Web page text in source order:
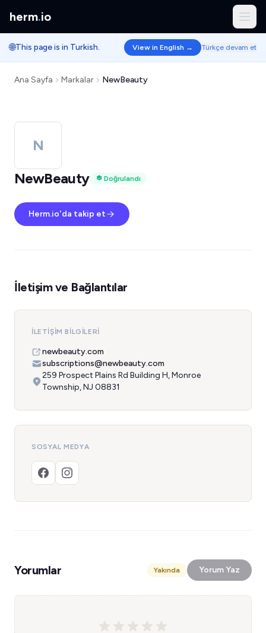
herm.io
🌐This page is in Turkish. View in English → Türkçe devam et
Ana Sayfa Markalar NewBeauty
N
NewBeauty
Doğrulandı
Herm.io'da takip et
İletişim ve Bağlantılar
İLETIŞIM BILGILERI
newbeauty.com
subscriptions@newbeauty.com
259 Prospect Plains Rd Building H, Monroe
Township, NJ 08831
SOSYAL MEDYA
Yorumlar Yakında Yorum Yaz